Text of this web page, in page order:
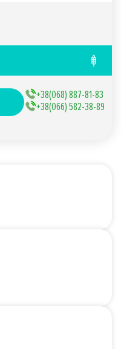
+38(068) 887-81-83
+38(066) 582-38-89